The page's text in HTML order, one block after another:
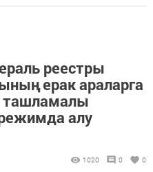
реестры
ерак араларга
ташламалы
алу
1020 0 0